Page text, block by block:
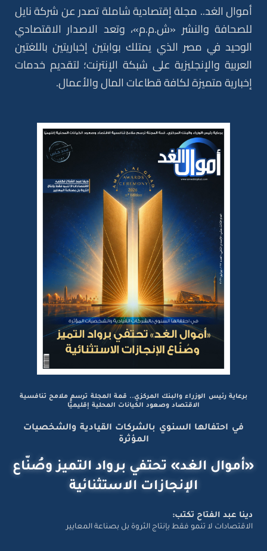
أموال الغد.. مجلة إقتصادية شاملة تصدر عن شركة نايل
للصحافة والنشر «ش.م.م»، وتعد الاصدار الاقتصادي
الوحيد في مصر الذي يمتلك بوابتين إخباريتين باللغتين
العربية والإنجليزية على شبكة الإنترنت؛ لتقديم خدمات
إخبارية متميزة لكافة قطاعات المال والأعمال.
برعاية رئيس الوزراء والبنك المركزي.. قمة المجلة ترسم ملامح تنافسية
الاقتصاد وصعود الكيانات المحلية إقليميًّا
في احتفالها السنوي بالشركات القيادية والشخصيات
المؤثرة
«أموال الغد» تحتفي برواد التميز وصُنّاع
الإنجازات الاستثنائية
دينا عبد الفتاح تكتب:
الاقتصادات لا تنمو فقط بإنتاج الثروة بل بصناعة المعايير